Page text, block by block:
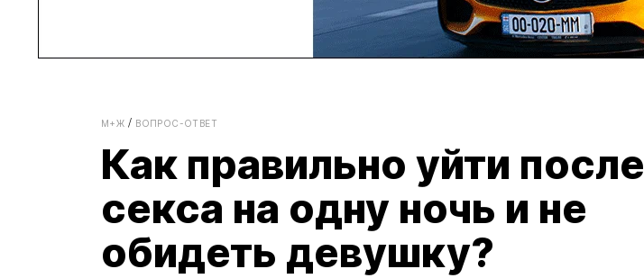
М+Ж ВОПРОС-ОТВЕТ
Как правильно уйти после
секса на одну ночь и не
обидеть девушку?